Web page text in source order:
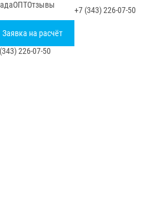
ОПТОтзывы
+7 (343) 226-07-50
Заявка на расчёт
226-07-50